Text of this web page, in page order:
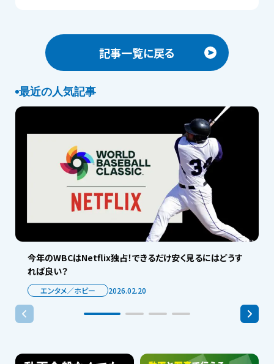
記事一覧に戻る
最近の人気記事
今年のWBCはNetflix独占！できるだけ安く見るにはどうす
れば良い？
エンタメ／ホビー 2026.02.20